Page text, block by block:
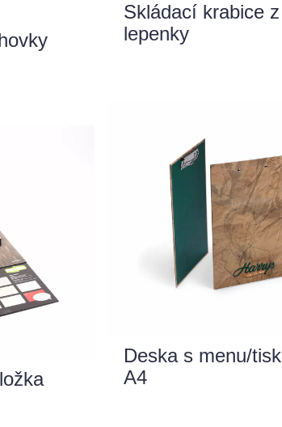
Skládací krabice
lepenky
Deska s menu/
A4